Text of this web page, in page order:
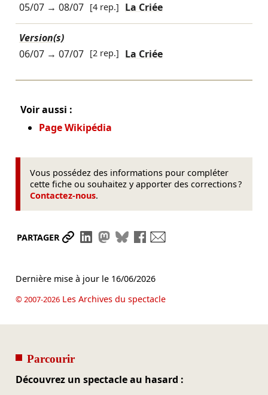
05/07→ 08/07 [4 rep.] La Criée
Version(s)
06/07→ 07/07 [2 rep.] La Criée
Voir aussi :
Page Wikipédia
Vous possédez des informations pour compléter
cette fiche ou souhaitez y apporter des corrections ?
Contactez-nous.
PARTAGER Partager le lien
Partager sur LinkedIn
Partager sur Mastodon
Partager sur Bluesky
Partager sur Facebook
Dernière mise à jour le 16/06/2026
© 2007-2026Les Archives du spectacle
Parcourir
Découvrez un spectacle au hasard :